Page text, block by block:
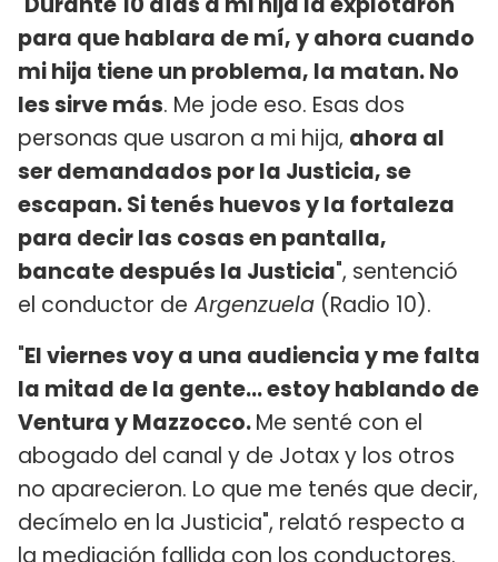
para que hablara de mí, y ahora cuando
mi hija tiene un problema, la matan. No
les sirve más. Me jode eso. Esas dos
personas que usaron a mi hija, ahora al
ser demandados por la Justicia, se
escapan. Si tenés huevos y la fortaleza
para decir las cosas en pantalla,
bancate después la Justicia", sentenció
el conductor de Argenzuela (Radio 10).
"El viernes voy a una audiencia y me falta
la mitad de la gente... estoy hablando de
Ventura y Mazzocco.Me senté con el
abogado del canal y de Jotax y los otros
no aparecieron. Lo que me tenés que decir,
decímelo en la Justicia", relató respecto a
la mediación fallida con los conductores.